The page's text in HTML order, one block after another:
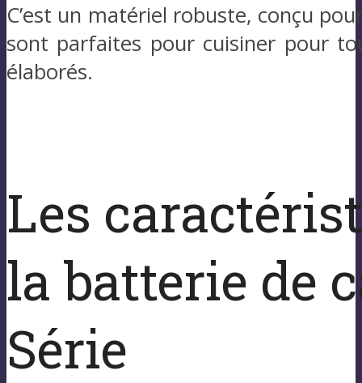
C’est un matériel robuste, conçu
sont parfaites pour cuisiner pour
élaborés.
Les
la batterie de
Série